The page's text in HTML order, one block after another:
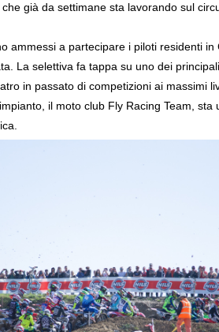
già da settimane sta lavorando sul
ammessi a partecipare i piloti residenti in
La selettiva fa tappa su uno dei
in passato di competizioni ai massimi
il moto club Fly Racing Team,